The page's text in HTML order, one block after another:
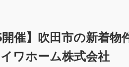
開催】吹田市の新着
ワホーム株式会社